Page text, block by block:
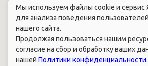
Мы используем файлы cookie и сервис
для анализа поведения
нашего сайта.
Продолжая пользоваться нашим
согласие на сбор и обработку ваших
нашей Политики конфиденциальности.